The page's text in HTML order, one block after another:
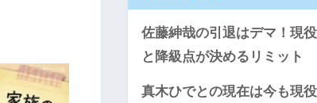
佐藤紳哉の引退はデマ！現
と降級点が決めるリミット
真木ひでとの現在は今も現